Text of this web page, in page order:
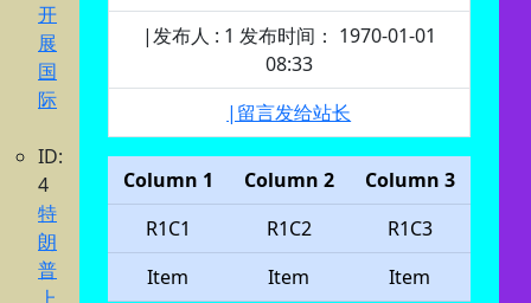
开
展
国
际
ID:
4
特
朗
普
|发布人 : 1 发布时间： 1970-01-01
08:33
|留言发给站长
Column 1 Column 2
Column 3
R1C1
R1C2
R1C3
Item
Item Item